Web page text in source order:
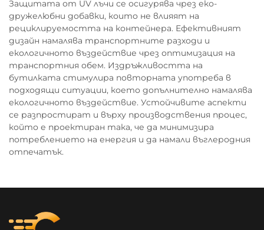
Защитата от UV лъчи се осигурява чрез еко-
дружелюбни добавки, които не влияят на
рециклируемостта на контейнера. Ефективният
дизайн намалява транспортните разходи и
екологичното въздействие чрез оптимизация на
транспортния обем. Издръжливостта на
бутилката стимулира повторната употреба в
подходящи ситуации, което допълнително намалява
екологичното въздействие. Устойчивите аспекти
се разпростират и върху производствения процес,
който е проектиран така, че да минимизира
потреблението на енергия и да намали въглеродния
отпечатък.